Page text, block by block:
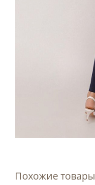
Похожие товары